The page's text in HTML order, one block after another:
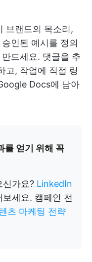
브랜드의 목소리,
인된 예시를 정의
드세요. 댓글을 추
고, 작업에 직접 링
Docs에 남아
를 얻기 위해 꼭
신가요? LinkedIn
보세요. 캠페인 전
츠 마케팅 전략